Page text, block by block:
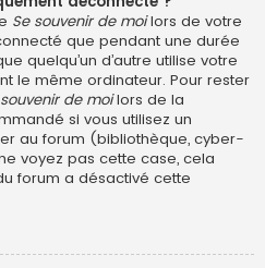
Se souvenir de moilors de votre
que pendant une durée
quelqu’un d’autre utilise votre
le même ordinateur. Pour rester
de moilors de la
si vous utilisez un
au forum (bibliothèque, cyber-
voyez pas cette case, cela
forum a désactivé cette